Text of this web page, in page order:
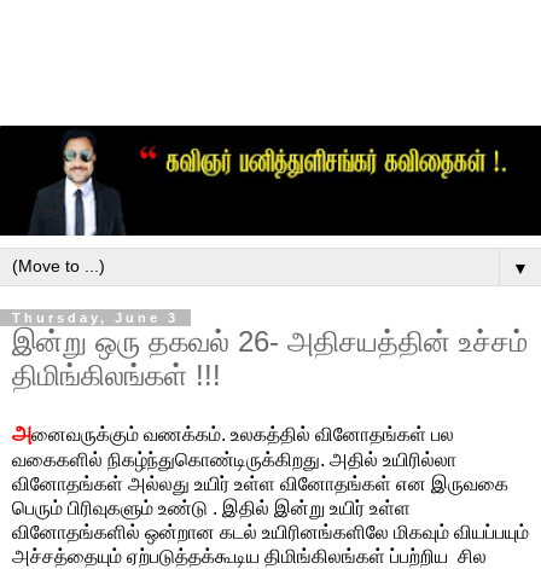
▼
Thursday, June 3
இன்று ஒரு தகவல் 26- அதிசயத்தின் உச்சம்
திமிங்கிலங்கள் !!!
அனைவருக்கும் வணக்கம். உலகத்தில் வினோதங்கள் பல
வகைகளில் நிகழ்ந்துகொண்டிருக்கிறது. அதில் உயிரில்லா
வினோதங்கள் அல்லது உயிர் உள்ள வினோதங்கள் என இருவகை
பெரும் பிரிவுகளும் உண்டு . இதில் இன்று உயிர் உள்ள
வினோதங்களில் ஒன்றான கடல் உயிரினங்களிலே மிகவும் வியப்பயும்
அச்சத்தையும் ஏற்படுத்தக்கூடிய திமிங்கிலங்கள் ப்பற்றிய சில